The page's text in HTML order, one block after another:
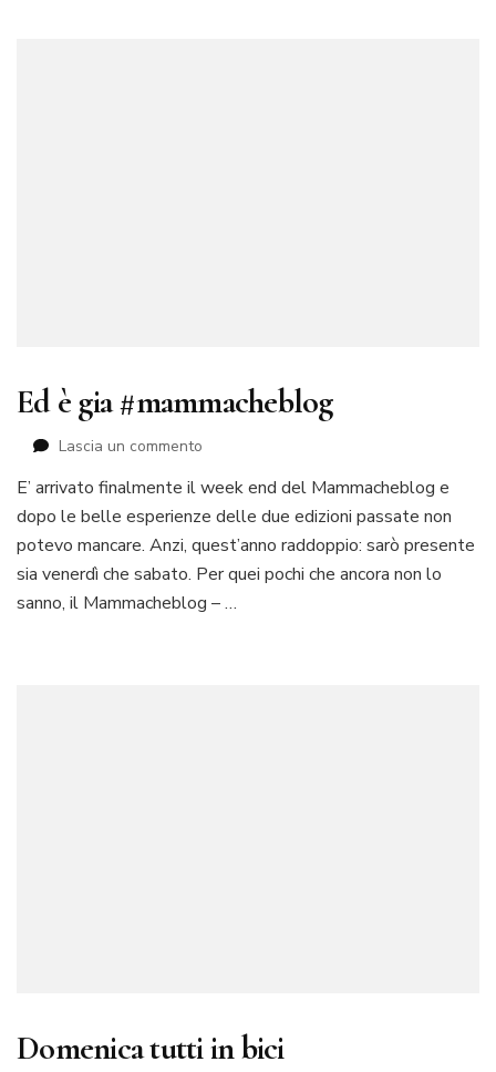
Ed è gia #mammacheblog
Lascia un commento
è
gia
#mammacheblog
E’ arrivato finalmente il week end del Mammacheblog e
dopo le belle esperienze delle due edizioni passate non
potevo mancare. Anzi, quest’anno raddoppio: sarò presente
sia venerdì che sabato. Per quei pochi che ancora non lo
sanno, il Mammacheblog – …
Domenica tutti in bici